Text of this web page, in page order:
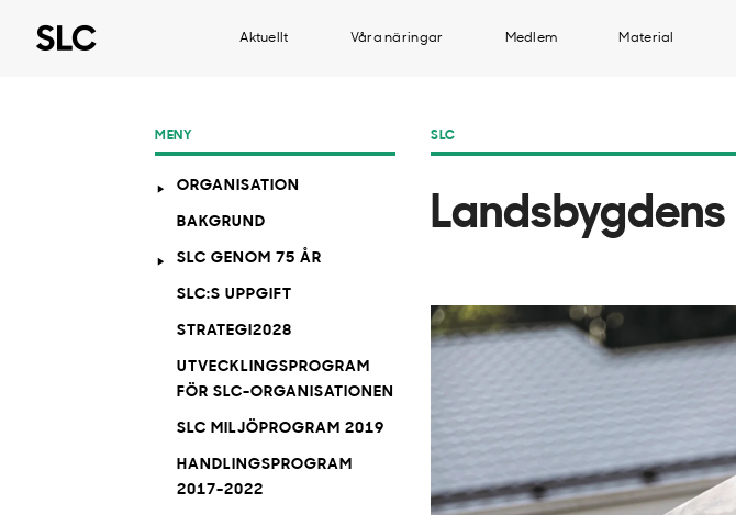
Aktuellt Våra näringar Medlem Material
SLC
Landsbygdens
MENY
ORGANISATION
BAKGRUND
SLC GENOM 75 ÅR
SLC:S UPPGIFT
STRATEGI2028
UTVECKLINGSPROGRAM
FÖR SLC-ORGANISATIONEN
SLC MILJÖPROGRAM 2019
HANDLINGSPROGRAM
2017-2022